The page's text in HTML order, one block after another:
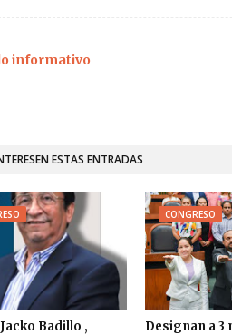
informativo
ESTAS ENTRADAS
Badillo ,
CONGRESO
Designan a